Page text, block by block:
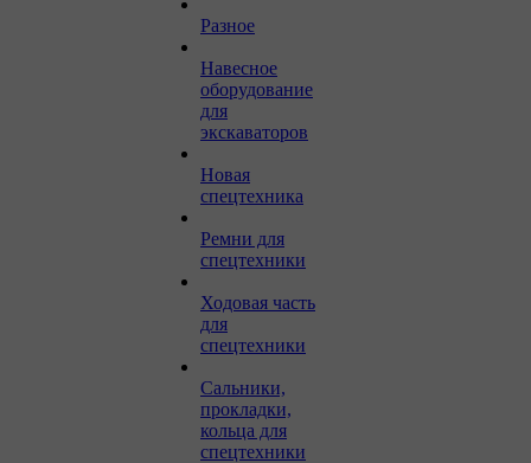
Разное
Навесное
оборудование
для
экскаваторов
Новая
спецтехника
Ремни для
спецтехники
Ходовая часть
для
спецтехники
Сальники,
прокладки,
кольца для
спецтехники